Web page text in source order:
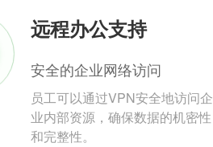
远程办公支持
安全的企业网络访问
员工可以通过VPN安全地访问企
业内部资源，确保数据的机密性
和完整性。